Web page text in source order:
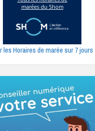
les Horaires de marée sur 7 jours